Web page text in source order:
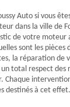
Auto si vous
dans la ville de
de votre moteur
sont les pièces
la réparation de
total respect des
Chaque
destinés à cet effet.